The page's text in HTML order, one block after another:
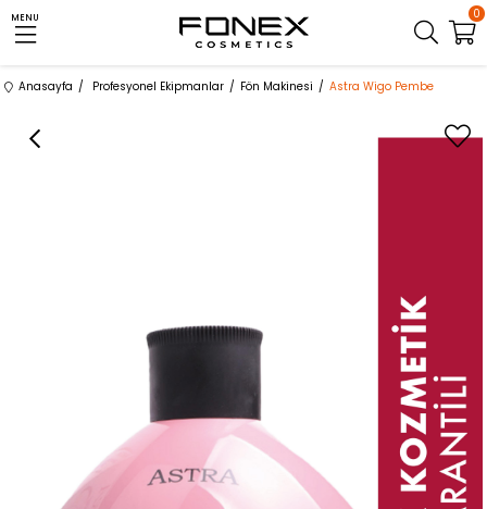
MENU 0
Anasayfa Profesyonel Ekipmanlar Fön Makinesi Astra Wigo Pembe